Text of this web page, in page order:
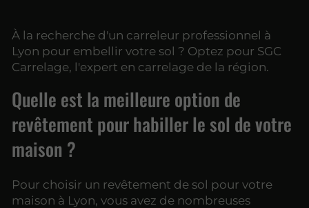
À la recherche d'un carreleur professionnel à
Lyon pour embellir votre sol ? Optez pour SGC
Carrelage, l'expert en carrelage de la région.
Quelle est la meilleure option de
revêtement pour habiller le sol de votre
maison ?
Pour choisir un revêtement de sol pour votre
maison à Lyon, vous avez de nombreuses